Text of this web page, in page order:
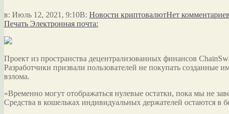
в: Июль 12, 2021, 9:10В: Новости криптовалютНет комментариев
Печать Электронная почта:
Проект из пространства децентрализованных финансов
Разработчики призвали пользователей не покупать созданные
взлома.
«Временно могут отображаться нулевые остатки, пока мы не
Средства в кошельках индивидуальных держателей остаются в